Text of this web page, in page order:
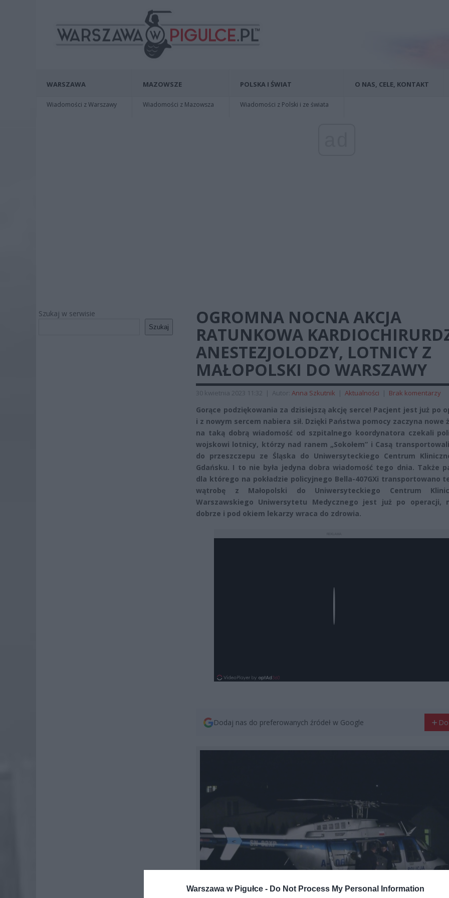
Warszawa w Pigułce - Do Not Process My Personal Information
WARSZAWA
Wiadomości z Warszawy
MAZOWSZE
Wiadomości z Mazowsza
POLSKA I ŚWIAT
Wiadomości z Polski i ze świata
O NAS, CELE, KONTAKT
Szukaj w serwisie
Szukaj
OGROMNA NOCNA AKCJA
RATUNKOWA
ANESTEZJOLODZY, LOTNICY Z
MAŁOPOLSKI DO WARSZAWY
30 kwietnia 2023 11:32 | Autor: Anna Szkutnik | Aktualności | Brak komentarzy
Gorące podziękowania za dzisiejszą akcję serce! Pacjent jest już po
i z nowym sercem nabiera sił. Dzięki Państwa pomocy zaczyna nowe
na taką dobrą wiadomość od szpitalnego koordynatora czekali
wojskowi lotnicy, którzy nad ranem „Sokołem” i Casą
do przeszczepu ze Śląska do Uniwersyteckiego Centrum
Gdańsku. I to nie była jedyna dobra wiadomość tego dnia. Także
dla którego na pokładzie policyjnego Bella-407GXi transportowano
wątrobę z Małopolski do Uniwersyteckiego Centrum
Warszawskiego Uniwersytetu Medycznego jest już po operacji,
dobrze i pod okiem lekarzy wraca do zdrowia.
Dodaj nas do preferowanych źródeł w Google